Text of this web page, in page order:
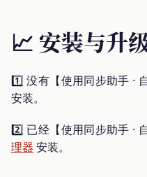
📈 安装与升
1️⃣ 没有【使用同步助手 ·
安装。
2️⃣ 已经【使用同步助手 ·
理器 安装。